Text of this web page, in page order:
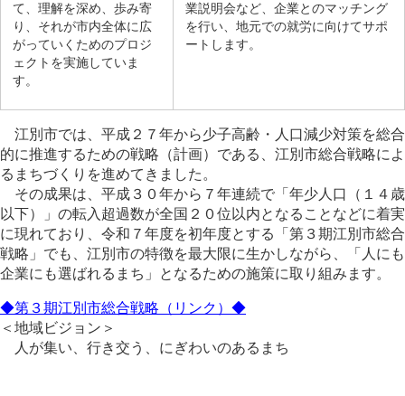
て、理解を深め、歩み寄
り、それが市内全体に広
がっていくためのプロジ
ェクトを実施していま
す。
業説明会など、企業とのマッチング
を行い、地元での就労に向けてサポ
ートします。
江別市では、平成２７年から少子高齢・人口減少対策を総合
的に推進するための戦略（計画）である、江別市総合戦略によ
るまちづくりを進めてきました。
その成果は、平成３０年から７年連続で「年少人口（１４歳
以下）」の転入超過数が全国２０位以内となることなどに着実
に現れており、令和７年度を初年度とする「第３期江別市総合
戦略」でも、江別市の特徴を最大限に生かしながら、「人にも
企業にも選ばれるまち」となるための施策に取り組みます。
◆第３期江別市総合戦略（リンク）◆
＜地域ビジョン＞
人が集い、行き交う、にぎわいのあるまち